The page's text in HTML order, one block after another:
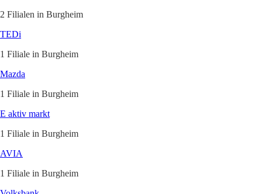
2 Filialen in Burgheim
TEDi
1 Filiale in Burgheim
Mazda
1 Filiale in Burgheim
E aktiv markt
1 Filiale in Burgheim
AVIA
1 Filiale in Burgheim